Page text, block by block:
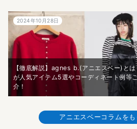
【徹底解説】agnes b.(アニエスベー)とは
が人気アイテム5選やコーディネート例等
介！
2024年10月28日
アニエスベーコラムを